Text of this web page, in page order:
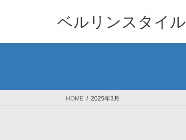
ベルリンスタイル
HOME 2025年3月